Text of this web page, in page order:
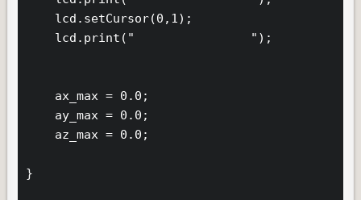
    lcd.setCursor(0,1);
    lcd.print("                ");
    ax_max = 0.0;
    ay_max = 0.0;
    az_max = 0.0;
}